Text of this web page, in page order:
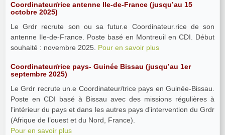
Coordinateur/rice antenne Ile-de-France (jusqu’au 15
octobre 2025)
Le Grdr recrute son ou sa futur.e Coordinateur.rice de son
antenne Ile-de-France. Poste basé en Montreuil en CDI. Début
souhaité : novembre 2025. Pour en savoir plus
Coordinateur/rice pays- Guinée Bissau (jusqu’au 1er
septembre 2025)
Le Grdr recrute un.e Coordinateur/trice pays en Guinée-Bissau.
Poste en CDI basé à Bissau avec des missions régulières à
l’intérieur du pays et dans les autres pays d’intervention du Grdr
(Afrique de l’ouest et du Nord, France).
Pour en savoir plus